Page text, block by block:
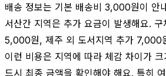
배송 정보는 기본 배송비 3,000원이 안
서산간 지역은 추가 요금이 발생해요.
5,000원, 제주 외 도서지역 추가 7,000
이런 비용은 지역에 따라 체감 차이가
드시 최종 금액을 확인해야 해요. 특히